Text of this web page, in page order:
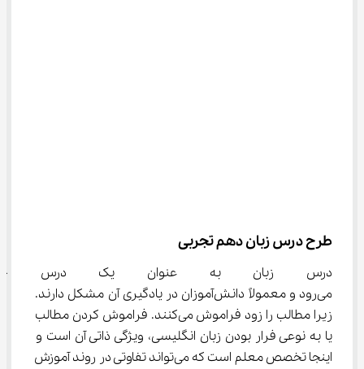
طرح درس زبان دهم تجربی
درس زبان به عنوان یک درس
می‌رود و معمولاً دانش‌آموزان در یادگیری آن مشکل دارند.
زیرا مطالب را زود فراموش می‌کنند. فراموش کردن مطالب
یا به نوعی فرار بودن زبان انگلیسی، ویژگی ذاتی آن است و
اینجا تخصص معلم است که می‌تواند تفاوتی در روند آموزش